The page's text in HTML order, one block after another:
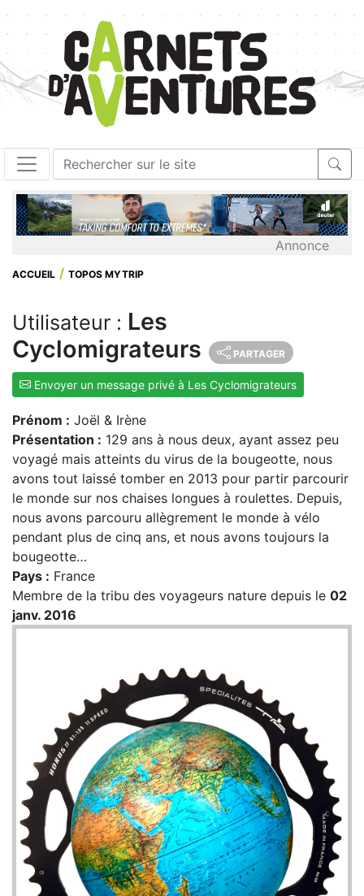
Annonce
ACCUEIL TOPOS MYTRIP
Utilisateur : Les
Cyclomigrateurs
PARTAGER
Envoyer un message privé à Les Cyclomigrateurs
Prénom : Joël & Irène
Présentation : 129 ans à nous deux, ayant assez peu
voyagé mais atteints du virus de la bougeotte, nous
avons tout laissé tomber en 2013 pour partir parcourir
le monde sur nos chaises longues à roulettes. Depuis,
nous avons parcouru allègrement le monde à vélo
pendant plus de cinq ans, et nous avons toujours la
bougeotte…
Pays : France
Membre de la tribu des voyageurs nature depuis le 02
janv. 2016